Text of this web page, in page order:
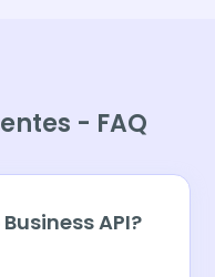
- FAQ
API?